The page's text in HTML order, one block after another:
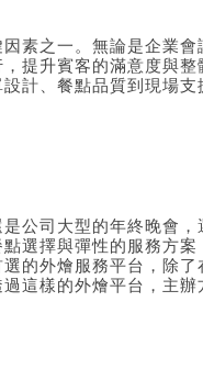
素之一。無論是企業
提升賓客的滿意度與
計、餐點品質到現場
公司大型的年終晚會
選擇與彈性的服務方
的外燴服務平台，除了
這樣的外燴平台，主辦